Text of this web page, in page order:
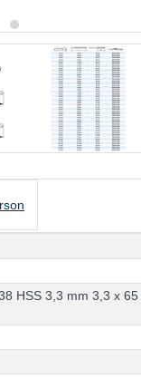
8 HSS 3,3 mm 3,3 x 65